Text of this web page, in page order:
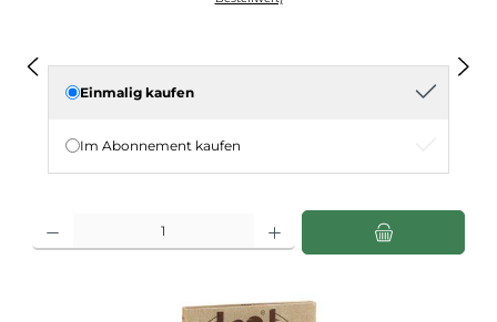
Einmalig kaufen
Im Abonnement kaufen
Produkt Anzahl: Gib den gewünschten Wert ein oder benutze die Schaltflächen